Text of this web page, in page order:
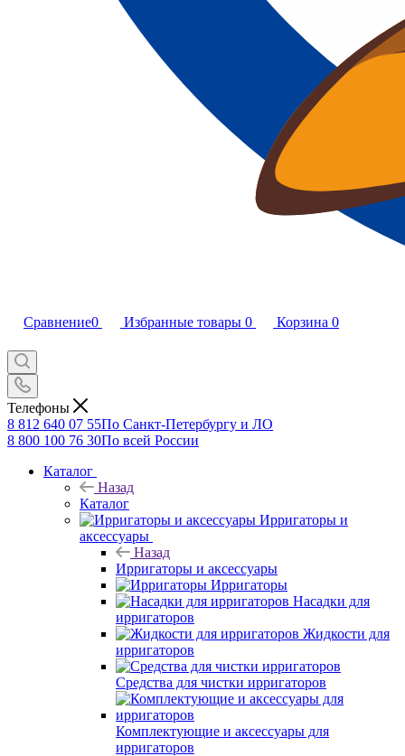
Сравнение0 Избранные товары 0 Корзина 0
Телефоны
8 812 640 07 55По Санкт-Петербургу и ЛО
8 800 100 76 30По всей России
Каталог
Назад
Каталог
Ирригаторы и
аксессуары
Назад
Ирригаторы и аксессуары
Ирригаторы
Насадки для
ирригаторов
Жидкости для
ирригаторов
Средства для чистки ирригаторов
Комплектующие и аксессуары для
ирригаторов